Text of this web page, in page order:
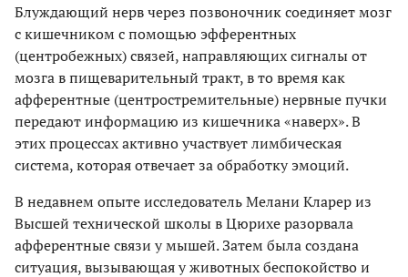
Блуждающий нерв через позвоночник соединяет мозг
с кишечником с помощью эфферентных
(центробежных) связей, направляющих сигналы от
мозга в пищеварительный тракт, в то время как
афферентные (центростремительные) нервные пучки
передают информацию из кишечника «наверх». В
этих процессах активно участвует лимбическая
система, которая отвечает за обработку эмоций.
В недавнем опыте исследователь Мелани Кларер из
Высшей технической школы в Цюрихе разорвала
афферентные связи у мышей. Затем была создана
ситуация, вызывающая у животных беспокойство и